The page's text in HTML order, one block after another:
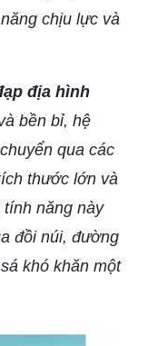
chịu lực và
địa hình
bền bỉ, hệ
qua các
thước lớn và
năng này
đồi núi, đường
khó khăn một